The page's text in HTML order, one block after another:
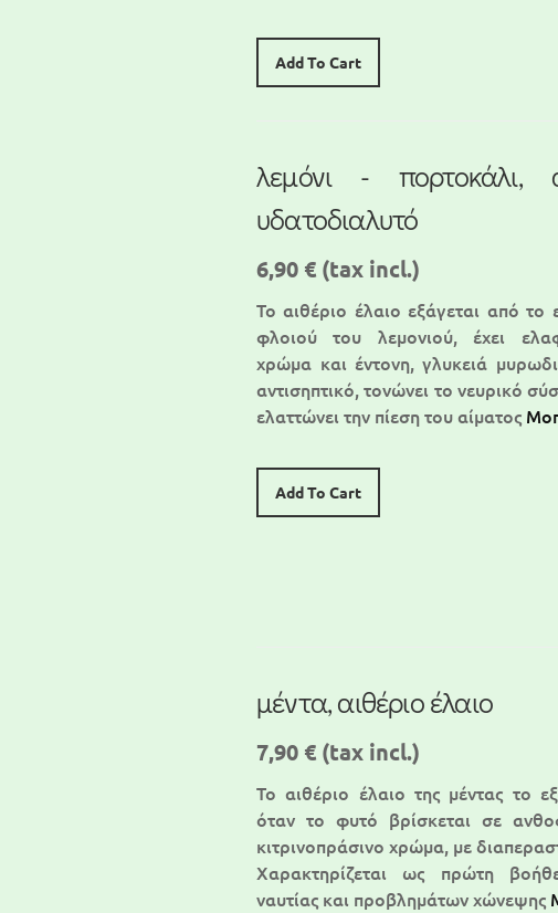
Add To Cart
λεμόνι - πορτοκάλι,
υδατοδιαλυτό
6,90 € (tax incl.)
Το αιθέριο έλαιο εξάγεται από το
φλοιού του λεμονιού, έχει
χρώμα και έντονη, γλυκειά
αντισηπτικό, τονώνει το νευρικό
ελαττώνει την πίεση του αίματος
Add To Cart
μέντα, αιθέριο έλαιο
7,90 € (tax incl.)
Το αιθέριο έλαιο της μέντας το
όταν το φυτό βρίσκεται σε
κιτρινοπράσινο χρώμα, με
Χαρακτηρίζεται ως πρώτη
ναυτίας και προβλημάτων χώνεψης